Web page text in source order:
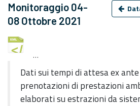
Monitoraggio 04-
08 Ottobre 2021
Dati sui tempi di attesa ex
prenotazioni di prestazioni
elaborati su estrazioni da